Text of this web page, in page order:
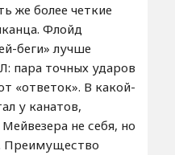
же более четкие
Флойд
беги» лучше
пара точных ударов
«ответок». В какой-
у канатов,
не себя, но
Преимущество